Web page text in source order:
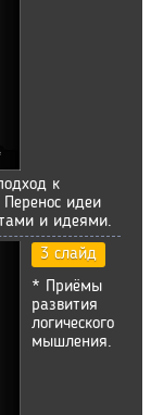
к
Перенос идеи
и идеями.
3 слайд
* Приёмы
развития
логического
мышления.